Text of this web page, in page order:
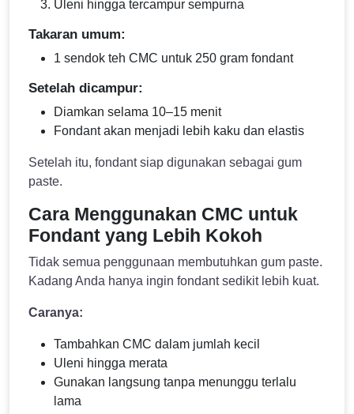
Uleni hingga tercampur sempurna
Takaran umum:
1 sendok teh CMC untuk 250 gram fondant
Setelah dicampur:
Diamkan selama 10–15 menit
Fondant akan menjadi lebih kaku dan elastis
Setelah itu, fondant siap digunakan sebagai gum
paste.
Cara Menggunakan CMC untuk
Fondant yang Lebih Kokoh
Tidak semua penggunaan membutuhkan gum paste.
Kadang Anda hanya ingin fondant sedikit lebih kuat.
Caranya:
Tambahkan CMC dalam jumlah kecil
Uleni hingga merata
Gunakan langsung tanpa menunggu terlalu
lama